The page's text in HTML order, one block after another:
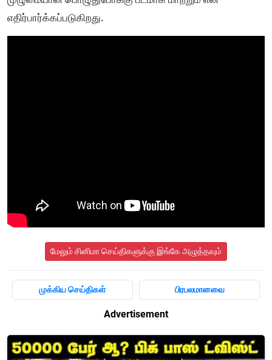
எதிர்பார்க்கப்படுகிறது.
மேலும் சினிமா செய்திகளுக்கு இங்கே அழுத்தவும்
முக்கிய செய்திகள் பிரபலமானவை
Advertisement